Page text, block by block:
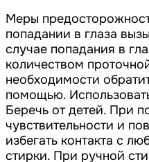
Меры
попадании в глаза
случае попадания в
количеством
необходимости
помощью.
Беречь от детей. При
чувствительности и
избегать контакта с
стирки. При ручной